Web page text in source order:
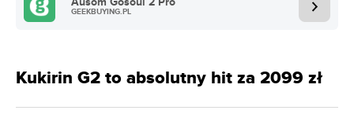
GEEKBUYING.PL
Kukirin G2 to absolutny hit za 2099 zł